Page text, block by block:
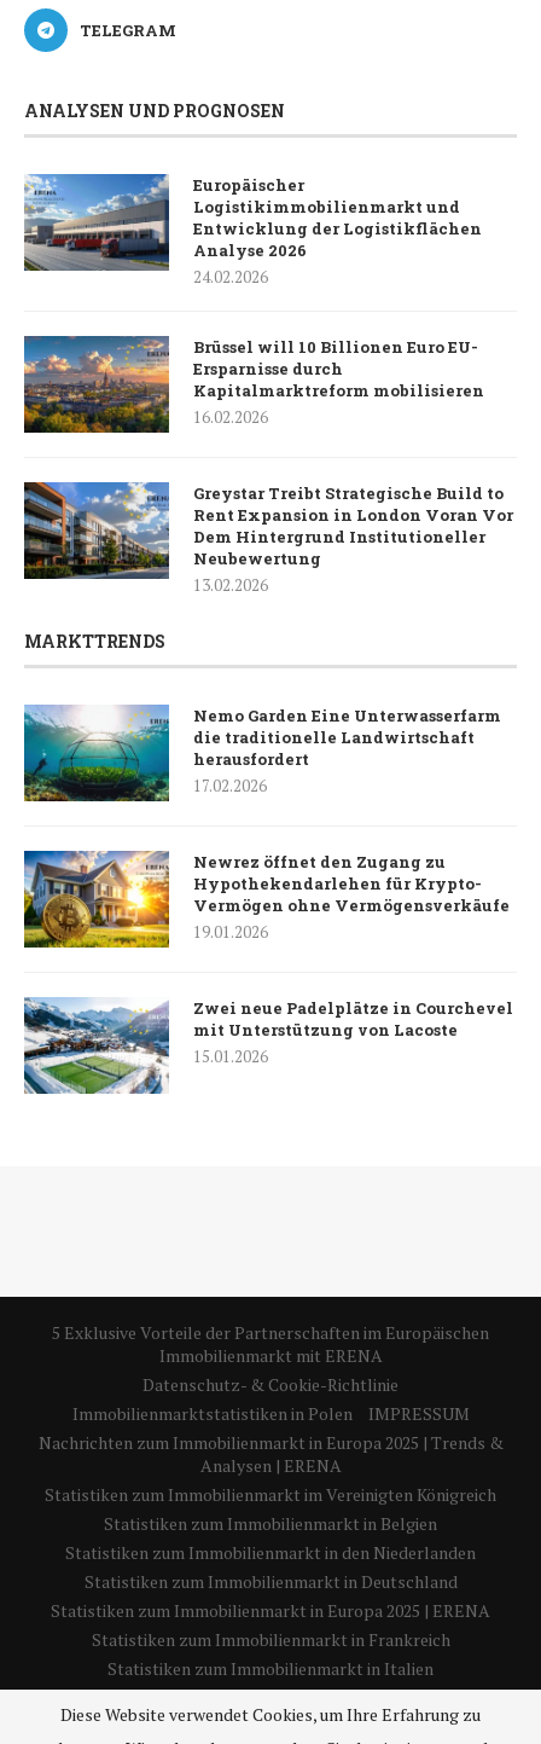
TELEGRAM
ANALYSEN UND PROGNOSEN
Europäischer
Logistikimmobilienmarkt und
Entwicklung der Logistikflächen
Analyse 2026
24.02.2026
Brüssel will 10 Billionen Euro EU-
Ersparnisse durch
Kapitalmarktreform mobilisieren
16.02.2026
Greystar Treibt Strategische Build to
Rent Expansion in London Voran Vor
Dem Hintergrund Institutioneller
Neubewertung
13.02.2026
MARKTTRENDS
Nemo Garden Eine Unterwasserfarm
die traditionelle Landwirtschaft
herausfordert
17.02.2026
Newrez öffnet den Zugang zu
Hypothekendarlehen für Krypto-
Vermögen ohne Vermögensverkäufe
19.01.2026
Zwei neue Padelplätze in Courchevel
mit Unterstützung von Lacoste
15.01.2026
5 Exklusive Vorteile der Partnerschaften im Europäischen
Immobilienmarkt mit ERENA
Datenschutz- & Cookie-Richtlinie
Immobilienmarktstatistiken in Polen
IMPRESSUM
Nachrichten zum Immobilienmarkt in Europa 2025 | Trends &
Analysen | ERENA
Statistiken zum Immobilienmarkt im Vereinigten Königreich
Statistiken zum Immobilienmarkt in Belgien
Statistiken zum Immobilienmarkt in den Niederlanden
Statistiken zum Immobilienmarkt in Deutschland
Statistiken zum Immobilienmarkt in Europa 2025 | ERENA
Statistiken zum Immobilienmarkt in Frankreich
Statistiken zum Immobilienmarkt in Italien
Statistiken zum Immobilienmarkt in Spanien
Über uns – 5 wichtige Einblicke in die Europäische
Diese Website verwendet Cookies, um Ihre Erfahrung zu